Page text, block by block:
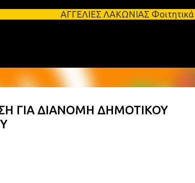
Μετάβαση στο κύριο περιεχόμενο
ΑΓΓΕΛΙΕΣ ΛΑΚΩΝΙΑΣ Φοιτητικά σπίτια
ΓΙΑ ΔΙΑΝΟΜΗ ΔΗΜΟΤΙΚΟΥ